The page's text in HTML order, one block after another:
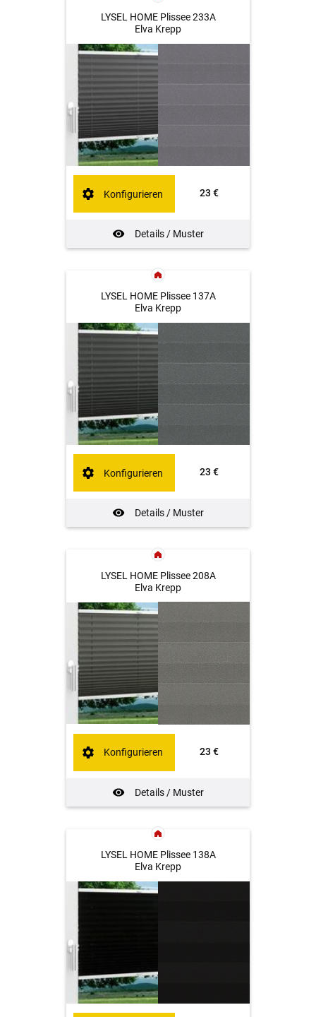
LYSEL HOME Plissee 233A
Elva Krepp
23 €
Details / Muster
Konfigurieren
LYSEL HOME Plissee 137A
Elva Krepp
23 €
Details / Muster
Konfigurieren
LYSEL HOME Plissee 208A
Elva Krepp
23 €
Details / Muster
Konfigurieren
LYSEL HOME Plissee 138A
Elva Krepp